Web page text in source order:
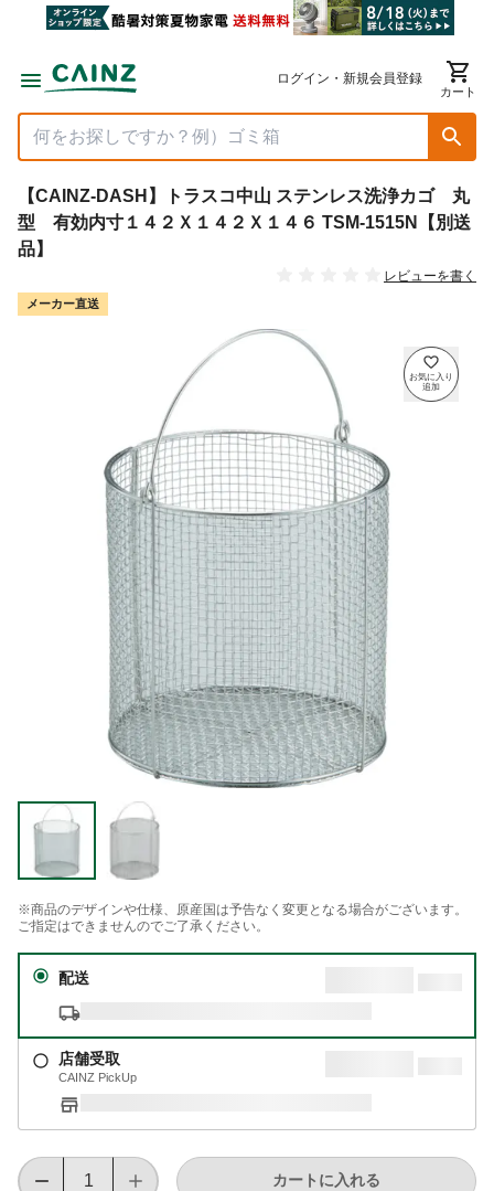
ログイン・新規会員登録
カート
【CAINZ-DASH】トラスコ中山 ステンレス洗浄カゴ 丸
型 有効内寸１４２Ｘ１４２Ｘ１４６ TSM-1515N【別送
品】
レビューを書く
メーカー直送
※商品のデザインや仕様、原産国は予告なく変更となる場合がございます。
ご指定はできませんのでご了承ください。
配送
店舗受取
CAINZ PickUp
カートに入れる